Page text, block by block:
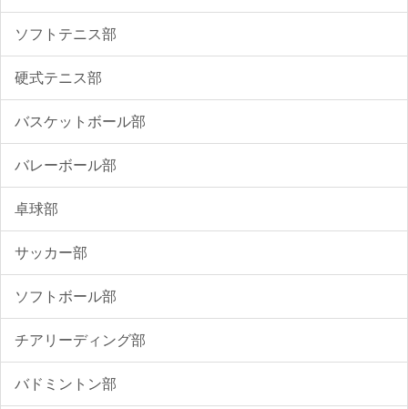
ソフトテニス部
硬式テニス部
バスケットボール部
バレーボール部
卓球部
サッカー部
ソフトボール部
チアリーディング部
バドミントン部